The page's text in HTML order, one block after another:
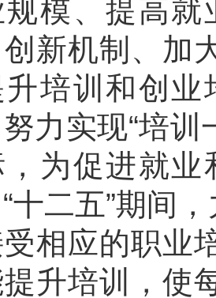
规模、提高
创新机制、加
升培训和创
力实现“培训
，为促进就
十二五”期间
相应的职业
升培训，使